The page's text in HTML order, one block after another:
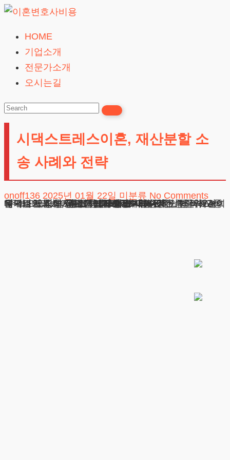
Skip
content
사
HOME
기업소개
전문가소개
오시는길
시댁스트레스이혼, 재산분할 소
송 사례와 전략
onoff136 2025년 01월 22일 미분류 No Comments
시댁스트레스이혼 소송을 진행하면서 확인한 바로는, 대부분의 피해자가 정신과 치료가 필요한 수준의 고통을 겪고 있었습니다. 특히 배우자가 중재노력을 하지 않거나 오히려 폭력적 태도를 보이는 경우, 법적해결이 불가피한 상황으로 이어지게 됩니다.
상호 : 법무법인 테헤란
사업자 : 589-86-01340
대표자 : 이수학
주소 : 서울시 강남구 테헤란로 420, KT선릉타워West 9층
광고책임변호사 : 이수학